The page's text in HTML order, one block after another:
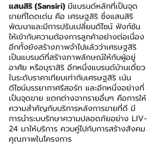
แสนสิริ (Sansiri) มีแบรนด์หลักที่เป็นจุด
ขายที่โดดเด่น คือ เศรษฐสิริ ซึ่งแสนสิริ
พัฒนาและมีการปรับเปลี่ยนดีไซน์ ฟังก์ชัน
ให้เข้ากับความต้องการลูกค้าอย่างต่อเนื่อง
อีกทั้งยังสร้างภาพจำไปแล้วว่าเศรษฐสิริ
เป็นแบรนด์ที่สร้างภาพลักษณ์ให้กับผู้อยู่
อาศัย หรือบุราสิริ อีกหนึ่งแบรนด์บ้านเดี่ยว
ในระดับราคาเทียบเท่ากับเศรษฐสิริ เน้น
ดีไซน์บรรยากาศรีสอร์ท และอีกหนึ่งอย่างที่
เป็นจุดขาย แตกต่างจากรายอื่นๆ คือการให้
ความสำคัญกับบริการหลังการขายที่ดี มี
การนำระบบรักษาความปลอดภัยอย่าง LIV-
24 มาให้บริการ ควบคู่ไปกับการสร้างสังคม
คุณภาพในโครงการ